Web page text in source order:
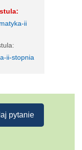
ii
ii-stopnia
pytanie